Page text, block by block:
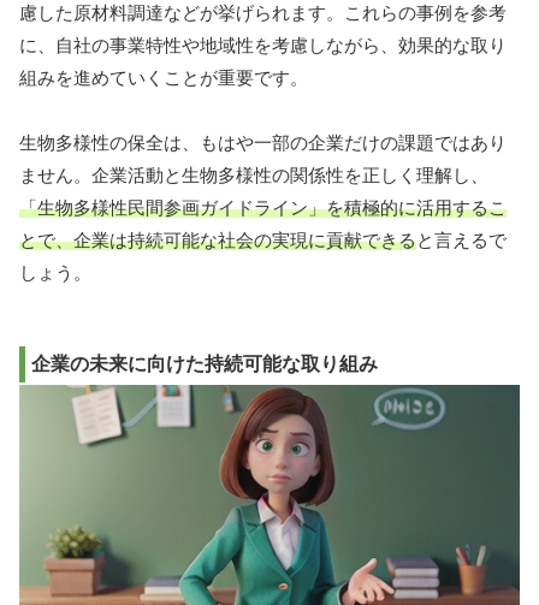
慮した原材料調達などが挙げられます。これらの事例を参考
に、自社の事業特性や地域性を考慮しながら、効果的な取り
組みを進めていくことが重要です。
生物多様性の保全は、もはや一部の企業だけの課題ではあり
ません。企業活動と生物多様性の関係性を正しく理解し、
「生物多様性民間参画ガイドライン」を積極的に活用するこ
とで、企業は持続可能な社会の実現に貢献できると言えるで
しょう。
企業の未来に向けた持続可能な取り組み